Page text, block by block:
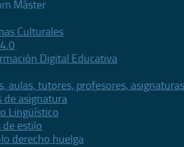
Máster
Culturales
Digital Educativa
aulas, tutores, profesores, asignaturas
de asignatura
Lingüístico
de estilo
derecho huelga